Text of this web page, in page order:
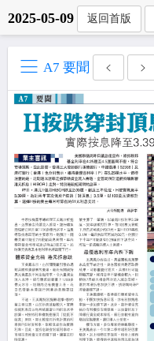
2025-05-09 返回首版
A7 要聞